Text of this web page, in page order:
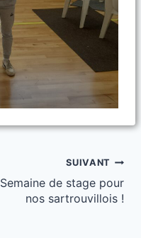
SUIVANT
Semaine de stage pour
nos sartrouvillois !